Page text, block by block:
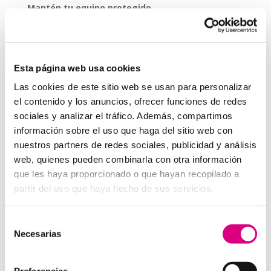
Esta página web usa cookies
Las cookies de este sitio web se usan para personalizar
el contenido y los anuncios, ofrecer funciones de redes
sociales y analizar el tráfico. Además, compartimos
información sobre el uso que haga del sitio web con
nuestros partners de redes sociales, publicidad y análisis
web, quienes pueden combinarla con otra información
que les haya proporcionado o que hayan recopilado a
partir del uso que haya hecho de sus servicios.
Necesarias
Mantén tu equipo protegido
Lee la letra pequeña
Utiliza contraseñas seguras
Las tiendas deben tener un cifrado seguro
Utiliza intermediarios de pago ( Paypal)
Revisa los extractos bancarios
Grupo-System, ¿quiénes somos?
EnSystem Network Communication, con más de
profesionales especializados para cada área de